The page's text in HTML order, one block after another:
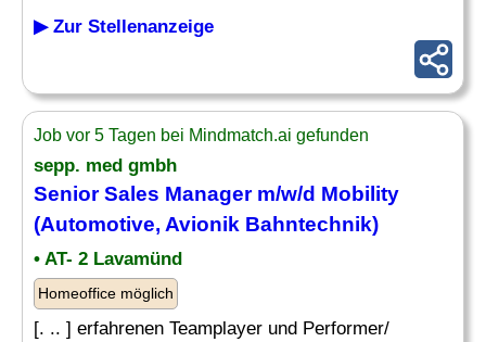
▶ Zur Stellenanzeige
Job vor 5 Tagen bei Mindmatch.ai gefunden
sepp. med gmbh
Senior Sales Manager m/w/d Mobility
(Automotive, Avionik Bahntechnik)
• AT- 2 Lavamünd
Homeoffice möglich
[. .. ] erfahrenen Teamplayer und Performer/